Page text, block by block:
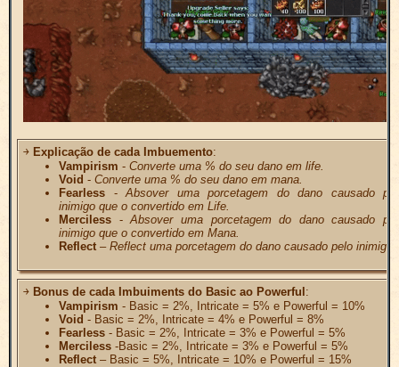
￫ Explicação de cada Imbuemento:
Vampirism - Converte uma % do seu dano em life.
Void - Converte uma % do seu dano em mana.
Fearless -Absover uma porcetagem do dano causado
inimigo que o convertido em Life.
Merciless -Absover uma porcetagem do dano causado
inimigo que o convertido em Mana.
Reflect – Reflect uma porcetagem do dano causado pelo inimigo.
￫ Bonus de cada Imbuiments do Basic ao Powerful :
Vampirism - Basic = 2%, Intricate = 5% e Powerful = 10%
Void - Basic = 2%, Intricate = 4% e Powerful = 8%
Fearless - Basic = 2%, Intricate = 3% e Powerful = 5%
Merciless -Basic = 2%, Intricate = 3% e Powerful = 5%
Reflect – Basic = 5%, Intricate = 10% e Powerful = 15%